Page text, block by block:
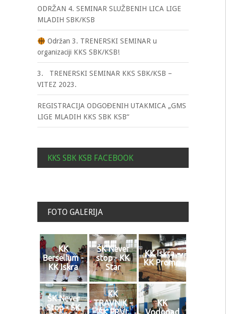
ODRŽAN 4. SEMINAR SLUŽBENIH LICA LIGE
MLADIH SBK/KSB
Održan 3. TRENERSKI SEMINAR u
organizaciji KKS SBK/KSB!
3. TRENERSKI SEMINAR KKS SBK/KSB –
VITEZ 2023.
REGISTRACIJA ODGOĐENIH UTAKMICA „GMS
LIGE MLADIH KKS SBK KSB“
KKS SBK KSB FACEBOOK
FOTO GALERIJA
KK
Bersellum -
KK Iskra
ŠK Never
stop - KK
Star
KK Iskra -
KK Promo
ŠK Never
Stop - ŠK
KK
TRAVNIK -
KK